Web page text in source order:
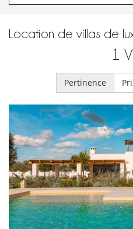
Location de villas de
1
Pertinence